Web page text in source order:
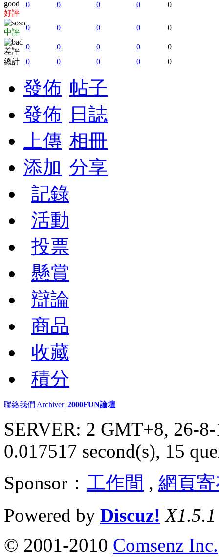
好評
0 0 0 0 0
中評
0 0 0 0 0
差評
0 0 0 0
0
總計
0 0 0 0 0
發佈 帖子
發佈
日誌
上傳 相冊
添加 分享
記錄
活動
投票
懸賞
辯論
商品
收藏
積分
聯絡我們|Archiver| 2000FUN論壇
SERVER: 2 GMT+8, 26-
0.017517 second(s), 15
Sponsor： 工作間 , 網頁
Powered by Discuz! X1.5.1
© 2001-2010 Comsenz Inc.